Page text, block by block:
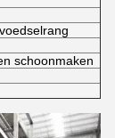
schoonmaken